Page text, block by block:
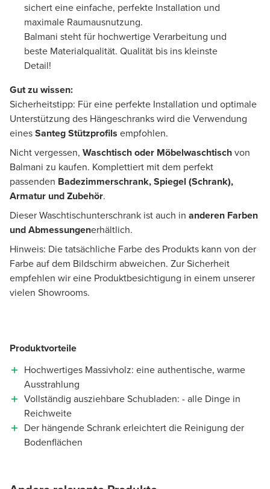
sichert eine einfache, perfekte Installation und
maximale Raumausnutzung.
Balmani steht für hochwertige Verarbeitung und
beste Materialqualität. Qualität bis ins kleinste
Detail!
Gut zu wissen:
Sicherheitstipp: Für eine perfekte Installation und optimale
Unterstützung des Hängeschranks wird die Verwendung
einesSanteg Stützprofils empfohlen.
Nicht vergessen, Waschtisch oder Möbelwaschtischvon
Balmani zu kaufen. Komplettiert mit dem perfekt
passenden Badezimmerschrank, Spiegel (Schrank),
Armatur und Zubehör.
Dieser Waschtischunterschrank ist auch in anderen Farben
und Abmessungenerhältlich.
Hinweis: Die tatsächliche Farbe des Produkts kann von der
Farbe auf dem Bildschirm abweichen. Zur Sicherheit
empfehlen wir eine Produktbesichtigung in einem unserer
vielen Showrooms.
Produktvorteile
Hochwertiges Massivholz: eine authentische, warme
Ausstrahlung
Vollständig ausziehbare Schubladen: - alle Dinge in
Reichweite
Der hängende Schrank erleichtert die Reinigung der
Bodenflächen